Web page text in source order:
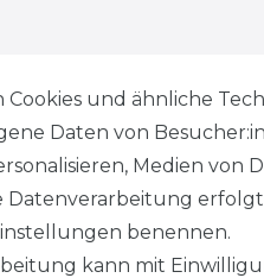
Wir
Cookies und ähnliche
Daten von
Medien
Datenverarbeitung
benennen.
kann mit